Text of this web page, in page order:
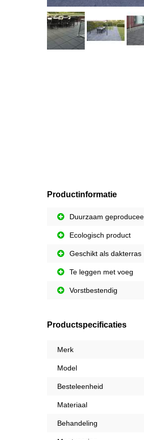
Productinformatie
Duurzaam
Ecologisch product
Geschikt als dakterras
Te leggen met voeg
Vorstbestendig
Productspecificaties
Merk
Model
Besteleenheid
Materiaal
Behandeling